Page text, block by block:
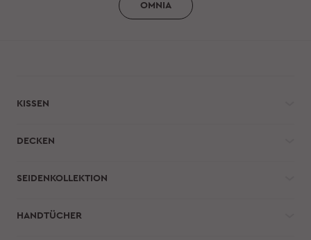
OMNIA
KISSEN
DECKEN
SEIDENKOLLEKTION
HANDTÜCHER